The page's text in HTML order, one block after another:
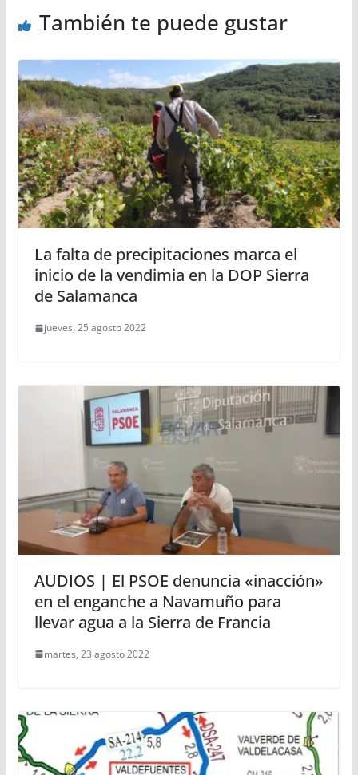
También te puede gustar
La falta de precipitaciones marca el
inicio de la vendimia en la DOP Sierra
de Salamanca
jueves, 25 agosto 2022
AUDIOS | El PSOE denuncia «inacción»
en el enganche a Navamuño para
llevar agua a la Sierra de Francia
martes, 23 agosto 2022